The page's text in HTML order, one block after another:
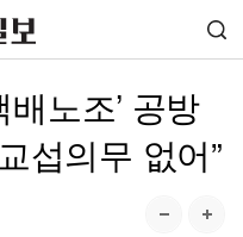
배노조’ 공방
섭의무 없어”